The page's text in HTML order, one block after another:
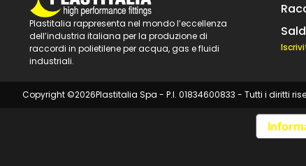
Plastitalia rappresenta nel mondo l’eccellenza
dell’industria italiana per la produzione di
raccordi in polietilene per acqua, gas e fluidi
industriali.
Copyright ©2026Plastitalia Spa - P.I. 01834600833 - Tutti i diritti